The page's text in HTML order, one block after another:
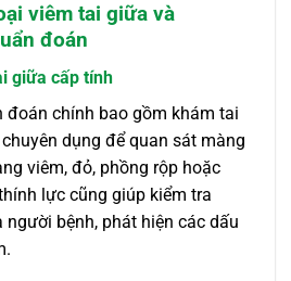
viêm tai giữa và
đoán
giữa cấp tính
đoán chính bao gồm khám tai
dụng để quan sát màng
viêm, đỏ, phồng rộp hoặc
lực cũng giúp kiểm tra
bệnh, phát hiện các dấu